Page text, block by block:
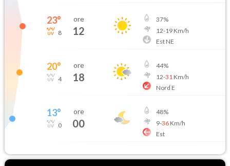
23°
8
ore
12
37%
12-19Km/h
Est NE
20°
4
ore
18
44%
12-31 Km/h
Nord E
13°
0
ore
00
48%
9-36Km/h
Est